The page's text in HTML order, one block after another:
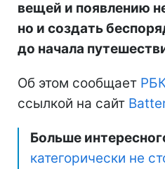
вещей и появлению
но и создать
до начала
Об этом сообщает
ссылкой на сайт
Больше
категорически не